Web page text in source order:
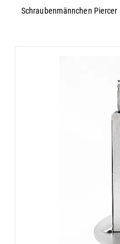
Schraubenmännchen